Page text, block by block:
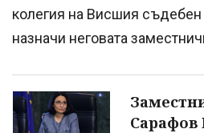
колегия на Висшия
назначи неговата
Сарафов